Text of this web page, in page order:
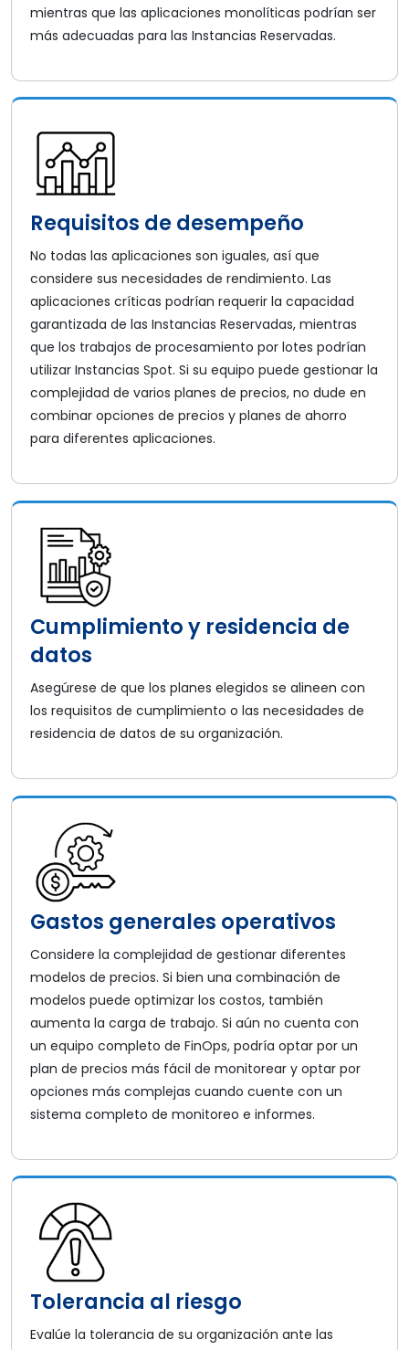
mientras que las aplicaciones monolíticas podrían ser
más adecuadas para las Instancias Reservadas.
Requisitos de desempeño
No todas las aplicaciones son iguales, así que
considere sus necesidades de rendimiento. Las
aplicaciones críticas podrían requerir la capacidad
garantizada de las Instancias Reservadas, mientras
que los trabajos de procesamiento por lotes podrían
utilizar Instancias Spot. Si su equipo puede gestionar la
complejidad de varios planes de precios, no dude en
combinar opciones de precios y planes de ahorro
para diferentes aplicaciones.
Cumplimiento y residencia de
datos
Asegúrese de que los planes elegidos se alineen con
los requisitos de cumplimiento o las necesidades de
residencia de datos de su organización.
Gastos generales operativos
Considere la complejidad de gestionar diferentes
modelos de precios. Si bien una combinación de
modelos puede optimizar los costos, también
aumenta la carga de trabajo. Si aún no cuenta con
un equipo completo de FinOps, podría optar por un
plan de precios más fácil de monitorear y optar por
opciones más complejas cuando cuente con un
sistema completo de monitoreo e informes.
Tolerancia al riesgo
Evalúe la tolerancia de su organización ante las